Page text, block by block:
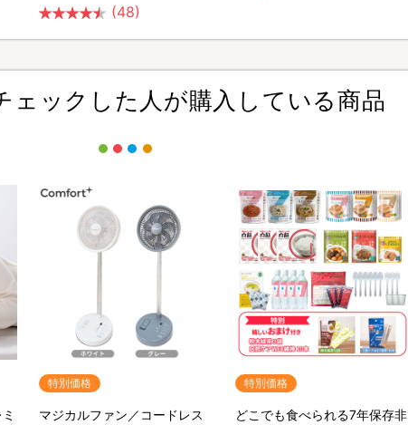
(48)
ェックした人が購入している商品
特別価格
マジカルファン／コードレス
特別価格
どこでも食べられる7年保存非